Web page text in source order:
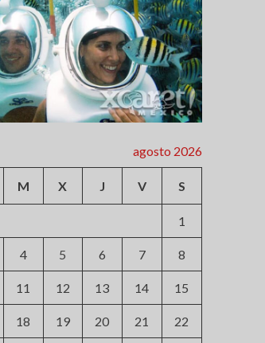
agosto 2026
M X J V S
1
4 5 6 7 8
11 12 13 14 15
18 19 20 21 22